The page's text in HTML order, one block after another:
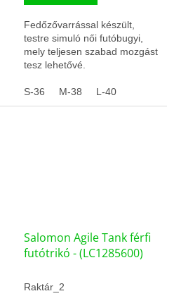
Fedőzővarrással készült,
testre simuló női futóbugyi,
mely teljesen szabad mozgást
tesz lehetővé.
S-36 M-38 L-40
Salomon Agile Tank férfi
futótrikó - (LC1285600)
Raktár_2